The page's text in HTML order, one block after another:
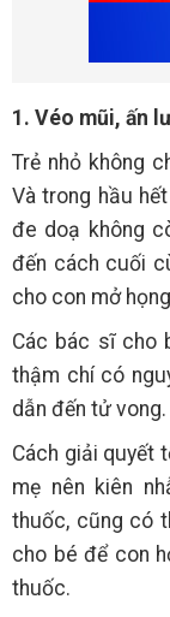
1. Véo mũi, ấn
Trẻ nhỏ không
Và trong hầu
đe doạ không
đến cách cuối
cho con mở
Các bác sĩ cho
thậm chí có
dẫn đến tử vong.
Cách giải quyết
mẹ nên kiên
thuốc, cũng có
cho bé để con
thuốc.